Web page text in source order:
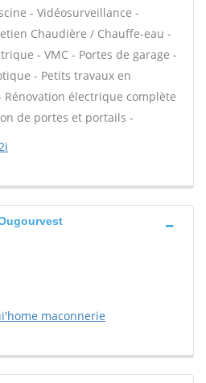
- Vidéosurveillance -
Chaudière / Chauffe-eau -
- VMC - Portes de garage -
- Petits travaux en
électrique complète
de portes et portails -
maconnerie